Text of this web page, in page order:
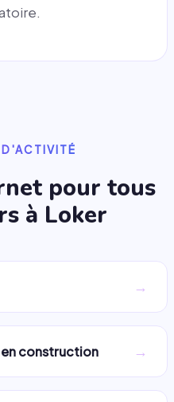
pour tous
à Loker
→
construction →